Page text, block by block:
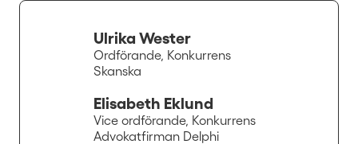
Ulrika Wester
Ordförande, Konkurrens
Skanska
Elisabeth Eklund
Vice ordförande, Konkurrens
Advokatfirman Delphi